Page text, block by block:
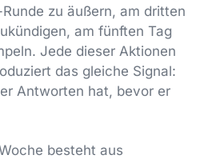
zu äußern, am dritten
am fünften Tag
Jede dieser Aktionen
das gleiche Signal:
Antworten hat, bevor er
besteht aus